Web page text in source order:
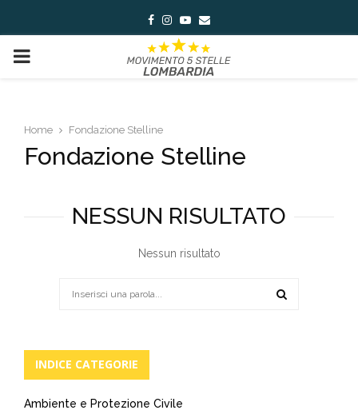
Facebook
Instagram
Youtube
Email
PRIMARY
Home Fondazione Stelline
Fondazione Stelline
NESSUN RISULTATO
Nessun risultato
INDICE CATEGORIE
Ambiente e Protezione Civile